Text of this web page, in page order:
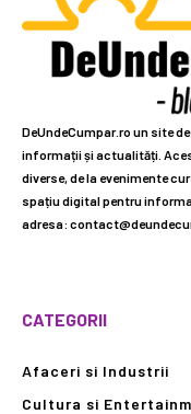
DeUndeCumpar.ro un site
informații și actualități.
diverse, de la evenimente
spațiu digital pentru
adresa:
CATEGORII
Afaceri si Industrii
Cultura si